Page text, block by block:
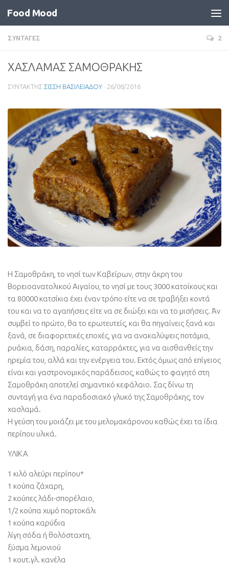
Food Mood
ΣΥΝΤΑΓΕΣ 2
ΧΑΣΛΑΜΑΣ ΣΑΜΟΘΡΑΚΗΣ
ΣΥΝΤΑΚΤΗΣ ΣΙΣΣΗ ΒΑΣΙΛΕΙΑΔΟΥ · 26/08/2016
Η Σαμοθράκη, το νησί των Καβείρων, στην άκρη του
Βορειοανατολικού Αιγαίου, το νησί με τους 3000 κατοίκους και
τα 80000 κατσίκια έχει έναν τρόπο είτε να σε τραβήξει κοντά
του και να το αγαπήσεις είτε να σε διώξει και να το μισήσεις. Άν
συμβεί το πρώτο, θα το ερωτευτείς, και θα πηγαίνεις ξανά και
ξανά, σε διαφορετικές εποχές, για να ανακαλύψεις ποτάμια,
ρυάκια, δάση, παραλίες, καταρράκτες, για να αισθανθείς την
ηρεμία του, αλλά και την ενέργεια του. Εκτός όμως από επίγειος
είναι και γαστρονομικός παράδεισος, καθώς το φαγητό στη
Σαμοθράκη αποτελεί σημαντικό κεφάλαιο. Σας δίνω τη
συνταγή για ένα παραδοσιακό γλυκό της Σαμοθράκης, τον
χασλαμά.
Η γεύση του μοιάζει με του μελομακάρονου καθώς έχει τα ίδια
περίπου υλικά.
ΥΛΙΚΑ
1 κιλό αλεύρι περίπου*
1 κούπα ζάχαρη,
2 κούπες λάδι-σπορέλαιο,
1/2 κούπα χυμό πορτοκάλι
1 κούπα καρύδια
λίγη σόδα ή θολόσταχτη,
ξύσμα λεμονιού
1 κουτ.γλ. κανέλα